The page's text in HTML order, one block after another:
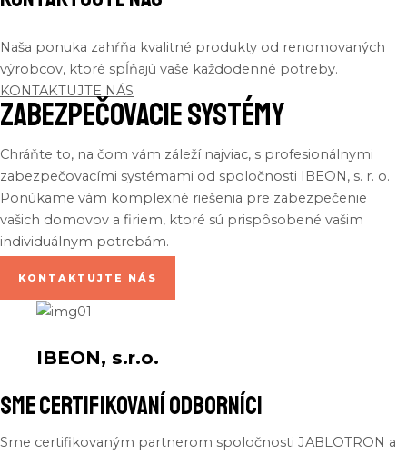
Naša ponuka zahŕňa kvalitné produkty od renomovaných
výrobcov, ktoré spĺňajú vaše každodenné potreby.
KONTAKTUJTE NÁS
Zabezpečovacie systémy
Chráňte to, na čom vám záleží najviac, s profesionálnymi
zabezpečovacími systémami od spoločnosti IBEON, s. r. o.
Ponúkame vám komplexné riešenia pre zabezpečenie
vašich domovov a firiem, ktoré sú prispôsobené vašim
individuálnym potrebám.
KONTAKTUJTE NÁS
IBEON, s.r.o.
sme certifikovaní odborníci
Sme certifikovaným partnerom spoločnosti JABLOTRON a